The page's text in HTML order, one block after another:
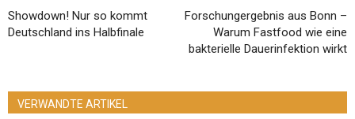
Showdown! Nur so kommt
Deutschland ins Halbfinale
Forschungergebnis aus Bonn –
Warum Fastfood wie eine
bakterielle Dauerinfektion wirkt
VERWANDTE ARTIKEL